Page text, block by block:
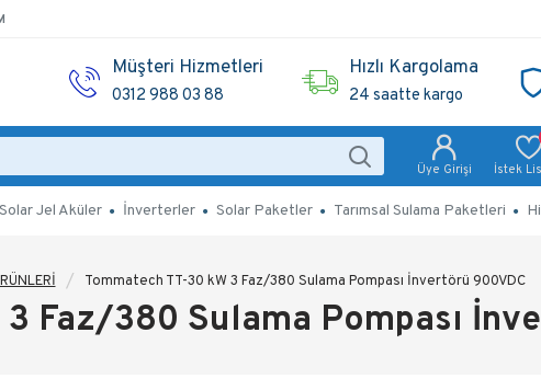
Müşteri Hizmetleri
0312 988 03 88
Hızlı Kargolama
24 saatte kargo
Üye Girişi İstek
Solar Jel Aküler İnverterler Solar Paketler Tarımsal Sulama Paketleri
Tommatech TT-30 kW 3 Faz/380 Sulama Pompası İnvertörü 900VDC
Faz/380 Sulama Pompası